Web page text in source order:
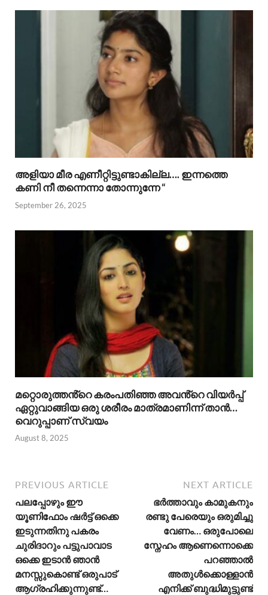
അളിയാ മീര എണീറ്റിട്ടുണ്ടാകില്ല…. ഇന്നത്തെ
കണി നീ തന്നെന്നാ തോന്നുന്നേ “
September 26, 2025
മറ്റൊരുത്തൻ്റെ കരംപതിഞ്ഞ അവൻ്റെ വിയർപ്പ്
ഏറ്റുവാങ്ങിയ ഒരു ശരീരം മാത്രമാണിന്ന് താൻ…
വെറുപ്പാണ് സ്വയം
August 8, 2025
PREVIOUS ARTICLE
പലപ്പോഴും ഈ
യൂണിഫോം ഷർട്ട് ഒക്കെ
ഇടുന്നതിനു പകരം
ചുരിദാറും പട്ടുപാവാട
ഒക്കെ ഇടാൻ ഞാൻ
മനസ്സുകൊണ്ട് ഒരുപാട്
ആഗ്രഹിക്കുന്നുണ്ട്…
NEXT ARTICLE
ഭർത്താവും കാമുകനും
രണ്ടു പേരെയും ഒരുമിച്ചു
വേണം… ഒരുപോലെ
സ്നേഹം ആണെന്നൊക്കെ
പറഞ്ഞാൽ
അതുൾക്കൊള്ളാൻ
എനിക്ക് ബുദ്ധിമുട്ടുണ്ട്